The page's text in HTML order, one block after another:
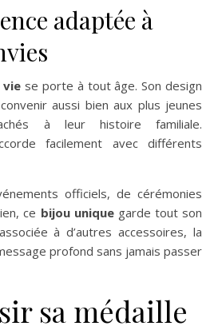
adaptée à
vie se porte à tout âge. Son design
aussi bien aux plus jeunes
à leur histoire familiale.
facilement avec différents
officiels, de cérémonies
ce bijou uniquegarde tout son
à d’autres accessoires, la
profond sans jamais passer
sa médaille